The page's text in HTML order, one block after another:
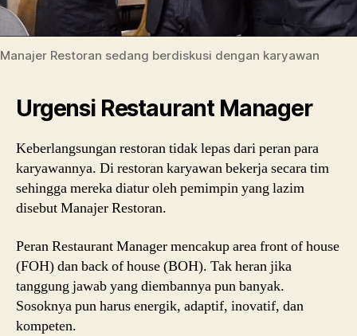
Manajer Restoran sedang berdiskusi dengan karyawan
Urgensi Restaurant Manager
Keberlangsungan restoran tidak lepas dari peran para
karyawannya. Di restoran karyawan bekerja secara tim
sehingga mereka diatur oleh pemimpin yang lazim
disebut Manajer Restoran.
Peran Restaurant Manager mencakup area front of house
(FOH) dan back of house (BOH). Tak heran jika
tanggung jawab yang diembannya pun banyak.
Sosoknya pun harus energik, adaptif, inovatif, dan
kompeten.